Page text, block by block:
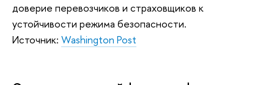
доверие перевозчиков и страховщиков к
устойчивости режима безопасности.
Источник: Washington Post